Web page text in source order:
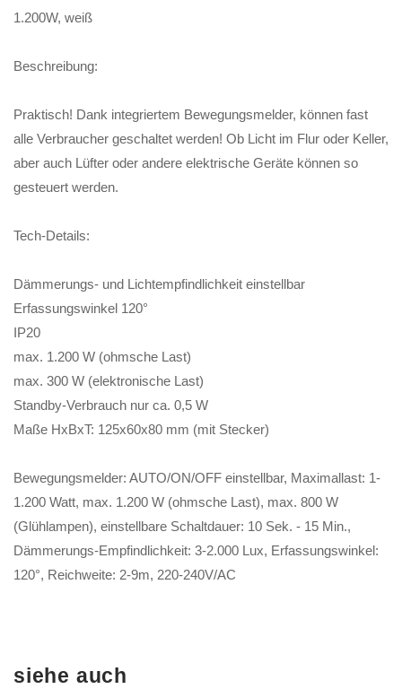
1.200W, weiß
Beschreibung:
Praktisch! Dank integriertem Bewegungsmelder, können fast
alle Verbraucher geschaltet werden! Ob Licht im Flur oder Keller,
aber auch Lüfter oder andere elektrische Geräte können so
gesteuert werden.
Tech-Details:
Dämmerungs- und Lichtempfindlichkeit einstellbar
Erfassungswinkel 120°
IP20
max. 1.200 W (ohmsche Last)
max. 300 W (elektronische Last)
Standby-Verbrauch nur ca. 0,5 W
Maße HxBxT: 125x60x80 mm (mit Stecker)
Bewegungsmelder: AUTO/ON/OFF einstellbar, Maximallast: 1-
1.200 Watt, max. 1.200 W (ohmsche Last), max. 800 W
(Glühlampen), einstellbare Schaltdauer: 10 Sek. - 15 Min.,
Dämmerungs-Empfindlichkeit: 3-2.000 Lux, Erfassungswinkel:
120°, Reichweite: 2-9m, 220-240V/AC
siehe auch